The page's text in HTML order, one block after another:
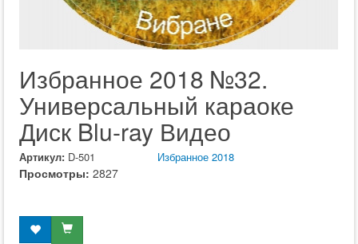
Избранное 2018 №32.
Универсальный караоке
Диск Blu-ray Видео
Артикул: D-501 Избранное 2018
Просмотры: 2827